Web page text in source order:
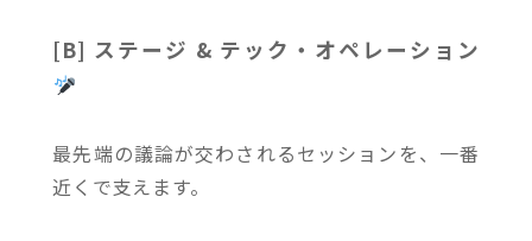
[B] ステージ & テック・オペレーション
最先端の議論が交わされるセッションを、一番
近くで支えます。